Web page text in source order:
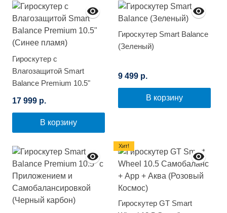
Гироскутер с
Влагозащитой Smart
Balance Premium 10.5"
17 999 р.
В корзину
Гироскутер Smart Balance
(Зеленый)
9 499 р.
В корзину
Гироскутер GT Smart
Хит!